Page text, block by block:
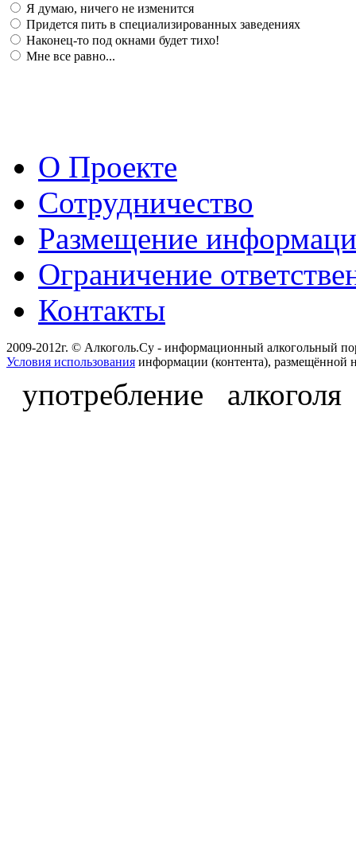
Я думаю, ничего не изменится
Придется пить в специализированных заведениях
Наконец-то под окнами будет тихо!
Мне все равно...
О Проекте
Сотрудничество
Размещение
Ограничение
Контакты
2009-2012г. © Алкоголь.Су - информационный алкогольный
Условия использования информации (контента), размещённой
употребление